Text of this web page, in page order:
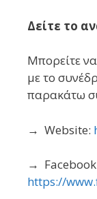
Δείτε το
Μπορείτε
με το
παρακάτω
→ Website:
→
https://